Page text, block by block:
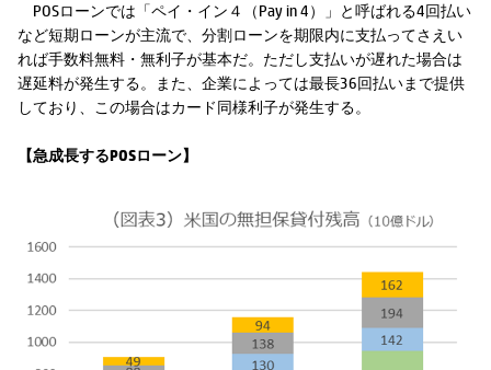
POSローンでは「ペイ・イン４（Pay in 4）」と呼ばれる4回払い
など短期ローンが主流で、分割ローンを期限内に支払ってさえい
れば手数料無料・無利子が基本だ。ただし支払いが遅れた場合は
遅延料が発生する。また、企業によっては最長36回払いまで提供
しており、この場合はカード同様利子が発生する。
【急成長するPOSローン】